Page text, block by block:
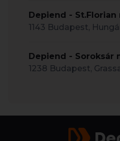
Depiend -
1143 Budapest,
Depiend - Soroksár
1238 Budapest,